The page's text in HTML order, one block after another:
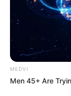
MEDVI
Men 45+ Are